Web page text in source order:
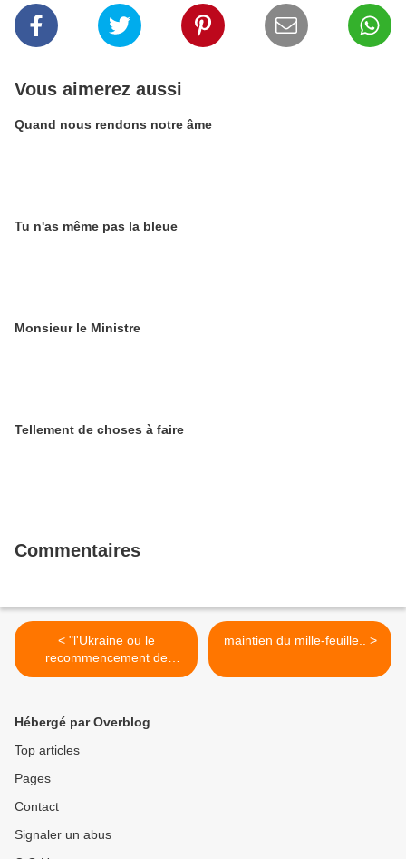
Vous aimerez aussi
Quand nous rendons notre âme
Tu n'as même pas la bleue
Monsieur le Ministre
Tellement de choses à faire
Commentaires
< "l'Ukraine ou le
recommencement de
l'histoire"
maintien du mille-feuille.. >
Hébergé par Overblog
Top articles
Pages
Contact
Signaler un abus